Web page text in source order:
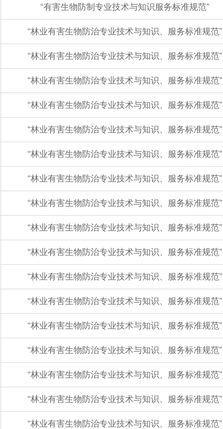
“有害生物防制专业技术与知识服务标准规范”
“林业有害生物防治专业技术与知识、服务标准规范”
“林业有害生物防治专业技术与知识、服务标准规范”
“林业有害生物防治专业技术与知识、服务标准规范”
“林业有害生物防治专业技术与知识、服务标准规范”
“林业有害生物防治专业技术与知识、服务标准规范”
“林业有害生物防治专业技术与知识、服务标准规范”
“林业有害生物防治专业技术与知识、服务标准规范”
“林业有害生物防治专业技术与知识、服务标准规范”
“林业有害生物防治专业技术与知识、服务标准规范”
“林业有害生物防治专业技术与知识、服务标准规范”
“林业有害生物防治专业技术与知识、服务标准规范”
“林业有害生物防治专业技术与知识、服务标准规范”
“林业有害生物防治专业技术与知识、服务标准规范”
“林业有害生物防治专业技术与知识、服务标准规范”
“林业有害生物防治专业技术与知识、服务标准规范”
“林业有害生物防治专业技术与知识、服务标准规范”
“林业有害生物防治专业技术与知识、服务标准规范”